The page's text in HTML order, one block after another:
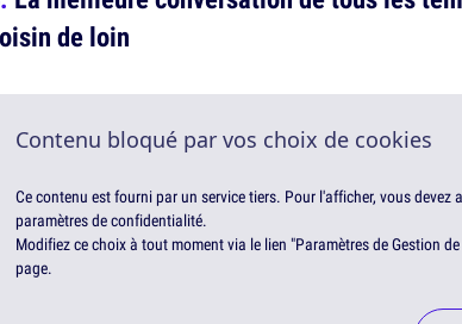
de loin
Contenu bloqué par vos choix de cookies
Ce contenu est fourni par un service tiers. Pour l'afficher, vous devez
paramètres de confidentialité.
Modifiez ce choix à tout moment via le lien "Paramètres de Gestion
page.